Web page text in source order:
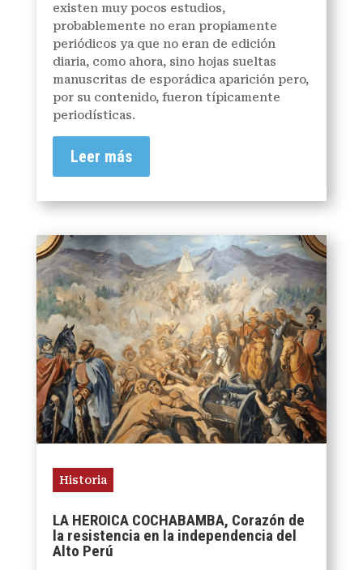
existen muy pocos estudios,
probablemente no eran propiamente
periódicos ya que no eran de edición
diaria, como ahora, sino hojas sueltas
manuscritas de esporádica aparición pero,
por su contenido, fueron típicamente
periodísticas.
Leer más
Historia
LA HEROICA COCHABAMBA, Corazón de
la resistencia en la independencia del
Alto Perú